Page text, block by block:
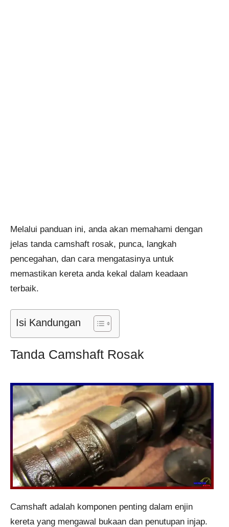
Melalui panduan ini, anda akan memahami dengan
jelas tanda camshaft rosak, punca, langkah
pencegahan, dan cara mengatasinya untuk
memastikan kereta anda kekal dalam keadaan
terbaik.
Isi Kandungan
Tanda Camshaft Rosak
Camshaft adalah komponen penting dalam enjin
kereta yang mengawal bukaan dan penutupan injap.